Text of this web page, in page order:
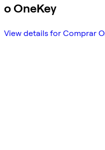
o OneKey
View details for Comprar